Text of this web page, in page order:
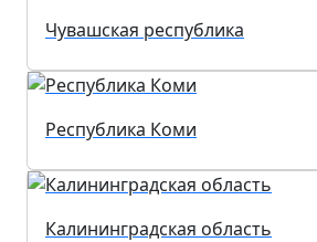
Чувашская республика
Республика Коми
Калининградская область